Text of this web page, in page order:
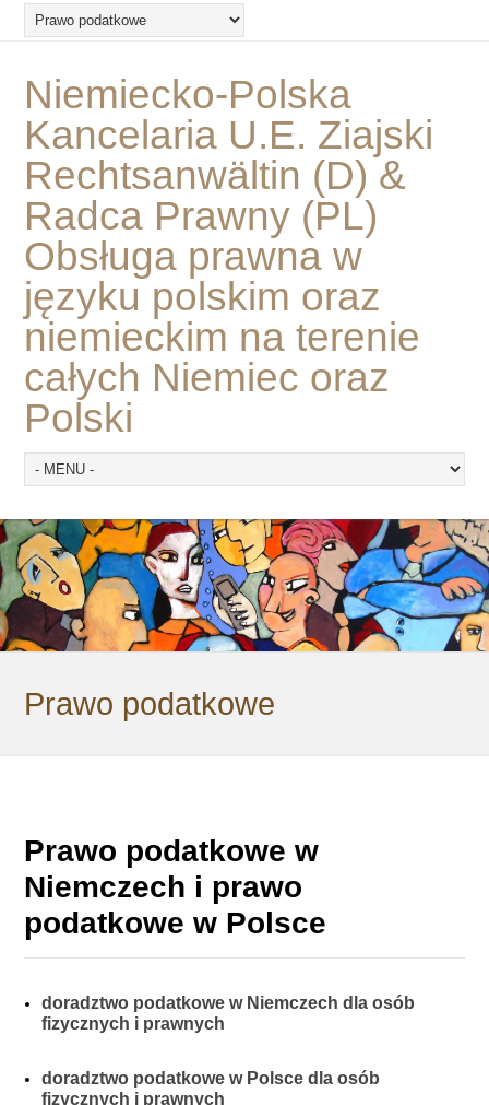
Niemiecko-Polska
Kancelaria U.E. Ziajski
Rechtsanwältin (D) &
Radca Prawny (PL)
Obsługa prawna w
języku polskim oraz
niemieckim na terenie
całych Niemiec oraz
Polski
Prawo podatkowe
Prawo podatkowe w
Niemczech i prawo
podatkowe w Polsce
doradztwo podatkowe w Niemczech dla osób
fizycznych i prawnych
doradztwo podatkowe w Polsce dla osób
fizycznych i prawnych